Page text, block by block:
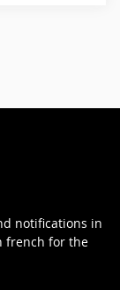
notifications in
french for the